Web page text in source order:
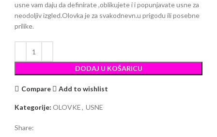
usne vam daju da definirate ,oblikujete i i popunjavate usne za
neodoljiv izgled.Olovka je za svakodnevn.u prigodu ili posebne
prilike.
DODAJ U KOŠARICU
Compare Add to wishlist
Kategorije: OLOVKE, USNE
Share: